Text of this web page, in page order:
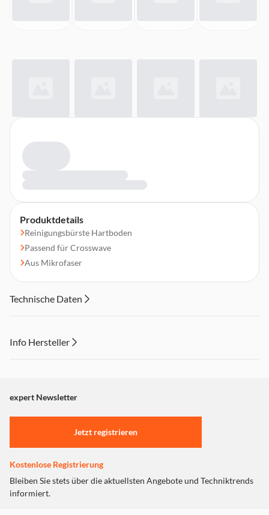
Produktdetails
Reinigungsbürste Hartboden
Passend für Crosswave
Aus Mikrofaser
Technische Daten
Info Hersteller
"Marketing".
Einstellungen anpassen
expert Newsletter
Jetzt registrieren
Kostenlose Registrierung
Bleiben Sie stets über die aktuellsten Angebote und Techniktrends
informiert.